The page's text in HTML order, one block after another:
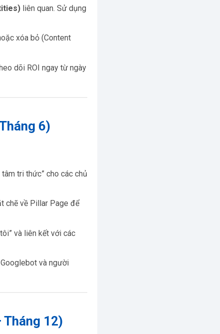
liên quan. Sử dụng
xóa bỏ (Content
dõi ROI ngay từ ngày
6)
tri thức” cho các chủ
chẽ về Pillar Page để
và liên kết với các
và người
Tháng 12)